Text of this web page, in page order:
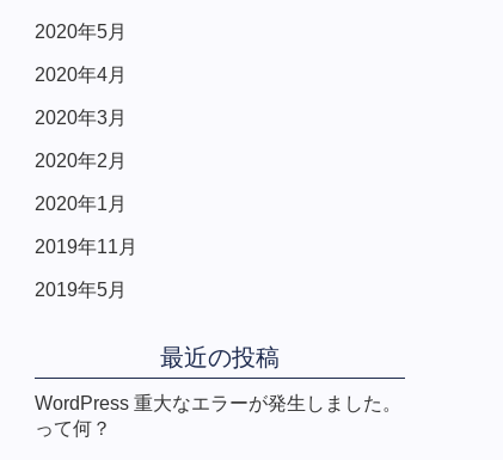
2020年5月
2020年4月
2020年3月
2020年2月
2020年1月
2019年11月
2019年5月
最近の投稿
WordPress 重大なエラーが発生しました。
って何？